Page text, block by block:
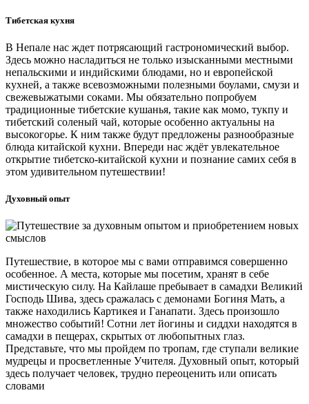
Тибетская кухня
В Непале нас ждет потрясающий гастрономический выбор.
Здесь можно насладиться не только изысканными местными
непальскими и индийскими блюдами, но и европейской
кухней, а также всевозможными полезными боулами, смузи и
свежевыжатыми соками. Мы обязательно попробуем
традиционные тибетские кушанья, такие как момо, тукпу и
тибетский соленый чай, которые особенно актуальны на
высокогорье. К ним также будут предложены разнообразные
блюда китайской кухни. Впереди нас ждёт увлекательное
открытие тибетско-китайской кухни и познание самих себя в
этом удивительном путешествии!
Духовный опыт
Путешествие, в которое мы с вами отправимся совершенно
особенное. А места, которые мы посетим, хранят в себе
мистическую силу. На Кайлаше пребывает в самадхи Великий
Господь Шива, здесь сражалась с демонами Богиня Мать, а
также находились Картикея и Ганапати. Здесь произошло
множество событий! Сотни лет йогины и сиддхи находятся в
самадхи в пещерах, скрытых от любопытных глаз.
Представьте, что мы пройдем по тропам, где ступали великие
мудрецы и просветленные Учителя. Духовный опыт, который
здесь получает человек, трудно переоценить или описать
словами